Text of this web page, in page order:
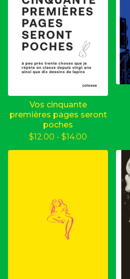
Vos cinquante
premières pages seront
poches
$12.00 - $14.00